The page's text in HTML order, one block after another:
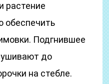
растение
обеспечить
Подгнившее
до
на стебле.